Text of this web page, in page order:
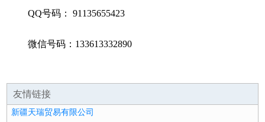
QQ号码： 91135655423
微信号码：133613332890
友情链接
新疆天瑞贸易有限公司